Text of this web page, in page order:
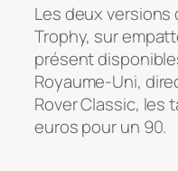
Les deux versions
Trophy, sur
présent
Royaume-Uni,
Rover Classic, les
euros pour un 90.